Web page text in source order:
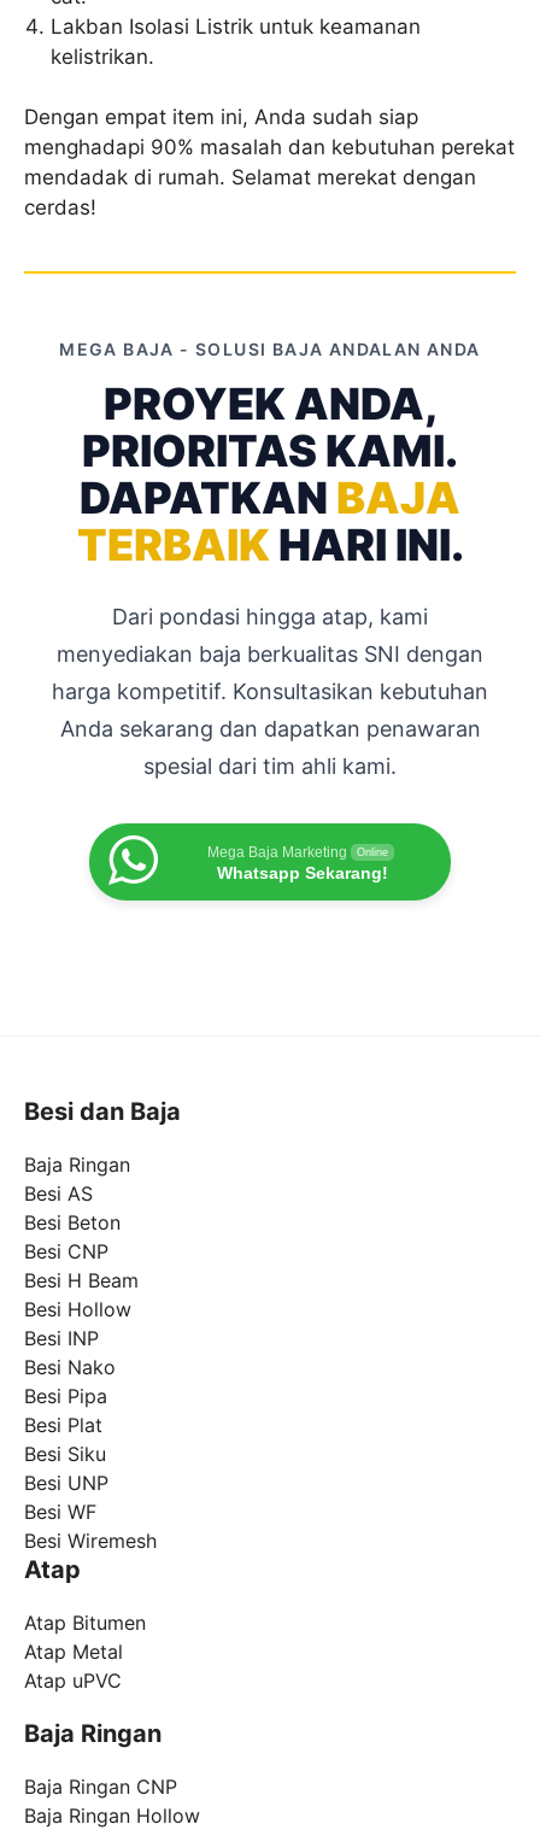
Lakban Isolasi Listrik untuk keamanan
kelistrikan.
Dengan empat item ini, Anda sudah siap
menghadapi 90% masalah dan kebutuhan perekat
mendadak di rumah. Selamat merekat dengan
cerdas!
MEGA BAJA - SOLUSI BAJA ANDALAN ANDA
PROYEK ANDA,
PRIORITAS KAMI.
DAPATKAN BAJA
TERBAIKHARI INI.
Dari pondasi hingga atap, kami
menyediakan baja berkualitas SNI dengan
harga kompetitif. Konsultasikan kebutuhan
Anda sekarang dan dapatkan penawaran
spesial dari tim ahli kami.
Mega Baja Marketing Online
Whatsapp Sekarang!
Besi dan Baja
Baja Ringan
Besi AS
Besi Beton
Besi CNP
Besi H Beam
Besi Hollow
Besi INP
Besi Nako
Besi Pipa
Besi Plat
Besi Siku
Besi UNP
Besi WF
Besi Wiremesh
Atap
Atap Bitumen
Atap Metal
Atap uPVC
Baja Ringan
Baja Ringan CNP
Baja Ringan Hollow